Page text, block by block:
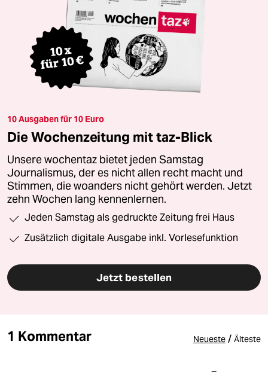
10 Ausgaben für 10 Euro
Die Wochenzeitung mit taz-Blick
Unsere wochentaz bietet jeden Samstag
Journalismus, der es nicht allen recht macht und
Stimmen, die woanders nicht gehört werden. Jetzt
zehn Wochen lang kennenlernen.
Jeden Samstag als gedruckte Zeitung frei Haus
Zusätzlich digitale Ausgabe inkl. Vorlesefunktion
Jetzt bestellen
1 Kommentar Neueste / Älteste